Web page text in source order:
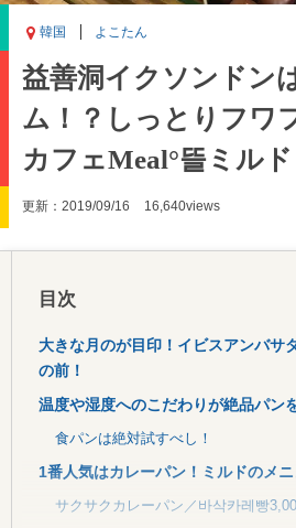
韓国 よこたん
益善洞イクソンドン
ム！？しっとりフワ
カフェMeal°뜰ミル
更新：2019/09/16 16,640views
目次
大きな月のが目印！イビスアンバサ
の前！
温度や湿度へのこだわりが絶品パン
食パンは絶対試すべし！
1番人気はカレーパン！ミルドのメ
サクサクカレーパン／바삭카레빵